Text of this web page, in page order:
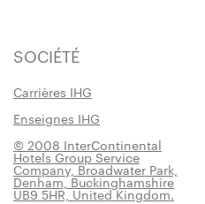
SOCIÉTÉ
Carrières IHG
Enseignes IHG
© 2008 InterContinental
Hotels Group Service
Company, Broadwater Park,
Denham, Buckinghamshire
UB9 5HR, United Kingdom.